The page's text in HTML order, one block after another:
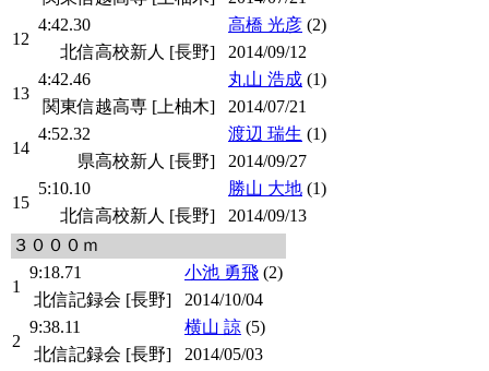
12
4:42.30 高橋 光彦 (2)
北信高校新人 [長野]
2014/09/12
13
4:42.46 丸山 浩成 (1)
関東信越高専 [上柚木]
2014/07/21
14
4:52.32 渡辺 瑞生 (1)
県高校新人 [長野]
2014/09/27
15
5:10.10 勝山 大地 (1)
北信高校新人 [長野]
2014/09/13
３０００ｍ
1
9:18.71 小池 勇飛 (2)
北信記録会 [長野]
2014/10/04
2
9:38.11 横山 諒 (5)
北信記録会 [長野]
2014/05/03